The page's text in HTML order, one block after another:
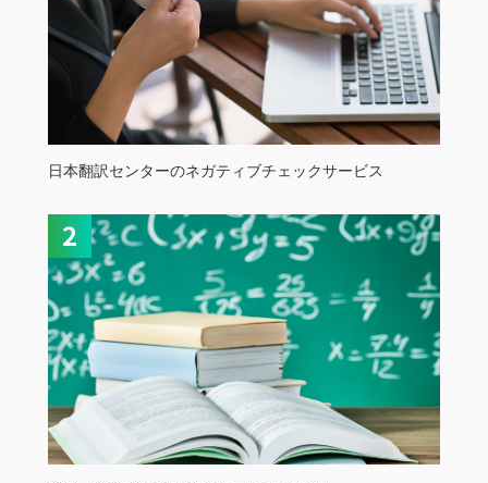
日本翻訳センターのネガティブチェックサービス